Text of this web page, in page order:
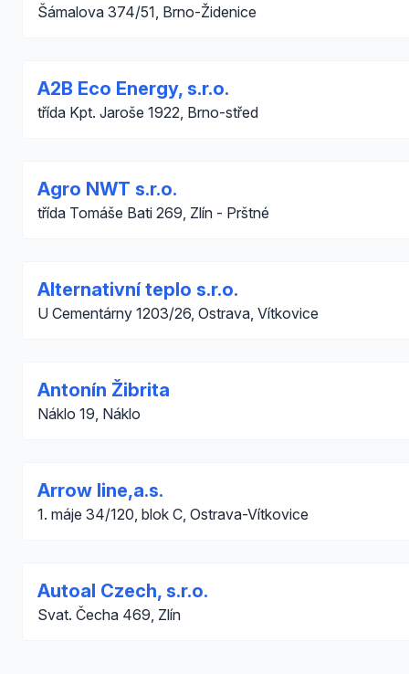
Šámalova 374/51, Brno-Židenice
A2B Eco Energy, s.r.o.
třída Kpt. Jaroše 1922, Brno-střed
Agro NWT s.r.o.
třída Tomáše Bati 269, Zlín - Prštné
Alternativní teplo s.r.o.
U Cementárny 1203/26, Ostrava, Vítkovice
Antonín Žibrita
Náklo 19, Náklo
Arrow line,a.s.
1. máje 34/120, blok C, Ostrava-Vítkovice
Autoal Czech, s.r.o.
Svat. Čecha 469, Zlín